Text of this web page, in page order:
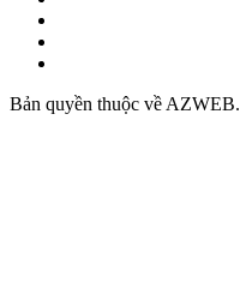
Bản quyền thuộc về AZWEB.